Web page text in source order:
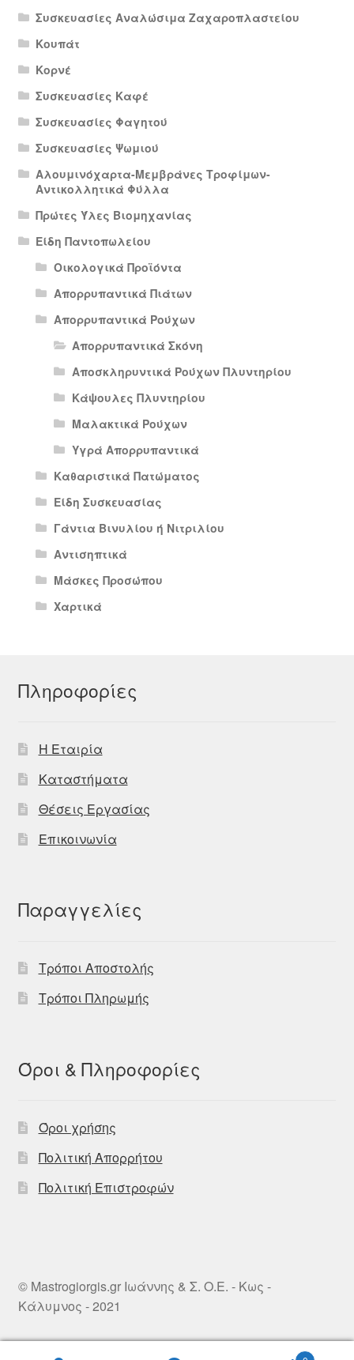
Συσκευασίες Αναλώσιμα Ζαχαροπλαστείου
Κουπάτ
Κορνέ
Συσκευασίες Καφέ
Συσκευασίες Φαγητού
Συσκευασίες Ψωμιού
Αλουμινόχαρτα-Μεμβράνες Τροφίμων-
Αντικολλητικά Φύλλα
Πρώτες Ύλες Βιομηχανίας
Είδη Παντοπωλείου
Οικολογικά Προϊόντα
Απορρυπαντικά Πιάτων
Απορρυπαντικά Ρούχων
Απορρυπαντικά Σκόνη
Αποσκληρυντικά Ρούχων Πλυντηρίου
Κάψουλες Πλυντηρίου
Μαλακτικά Ρούχων
Υγρά Απορρυπαντικά
Καθαριστικά Πατώματος
Είδη Συσκευασίας
Γάντια Βινυλίου ή Νιτριλίου
Αντισηπτικά
Μάσκες Προσώπου
Χαρτικά
Πληροφορίες
Η Εταιρία
Καταστήματα
Θέσεις Εργασίας
Επικοινωνία
Παραγγελίες
Τρόποι Αποστολής
Τρόποι Πληρωμής
Όροι & Πληροφορίες
Όροι χρήσης
Πολιτική Απορρήτου
Πολιτική Επιστροφών
© Mastrogiorgis.gr Ιωάννης & Σ. Ο.Ε. - Κως -
Κάλυμνος - 2021